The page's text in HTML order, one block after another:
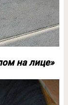
на лице»